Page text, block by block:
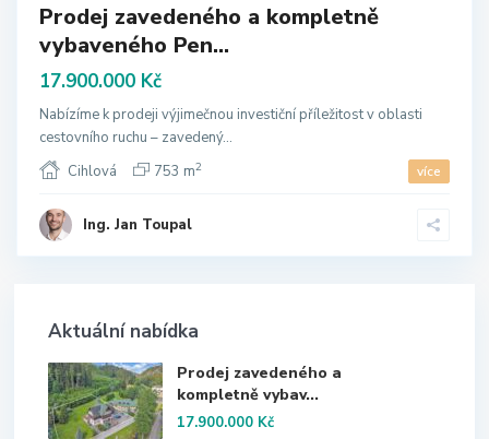
Prodej zavedeného a kompletně
vybaveného Pen...
17.900.000 Kč
Nabízíme k prodeji výjimečnou investiční příležitost v oblasti
cestovního ruchu – zavedený...
Cihlová
753 m2 více
Ing. Jan Toupal
Aktuální nabídka
Prodej zavedeného a
kompletně vybav...
17.900.000 Kč